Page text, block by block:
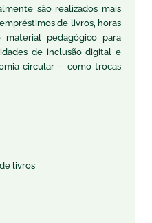
são realizados mais
de livros, horas
pedagógico para
de inclusão digital e
circular – como trocas
livros